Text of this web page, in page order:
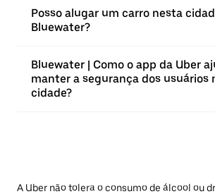
Posso alugar um carro nesta
Bluewater?
Bluewater | Como o app da Uber
manter a segurança dos usuários
cidade?
A Uber não tolera o consumo de álcool ou